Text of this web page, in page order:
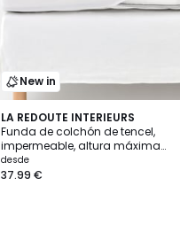
New in
LA REDOUTE INTERIEURS
Funda de colchón de tencel,
impermeable, altura máxima
de 27 cm
desde
37.99 €